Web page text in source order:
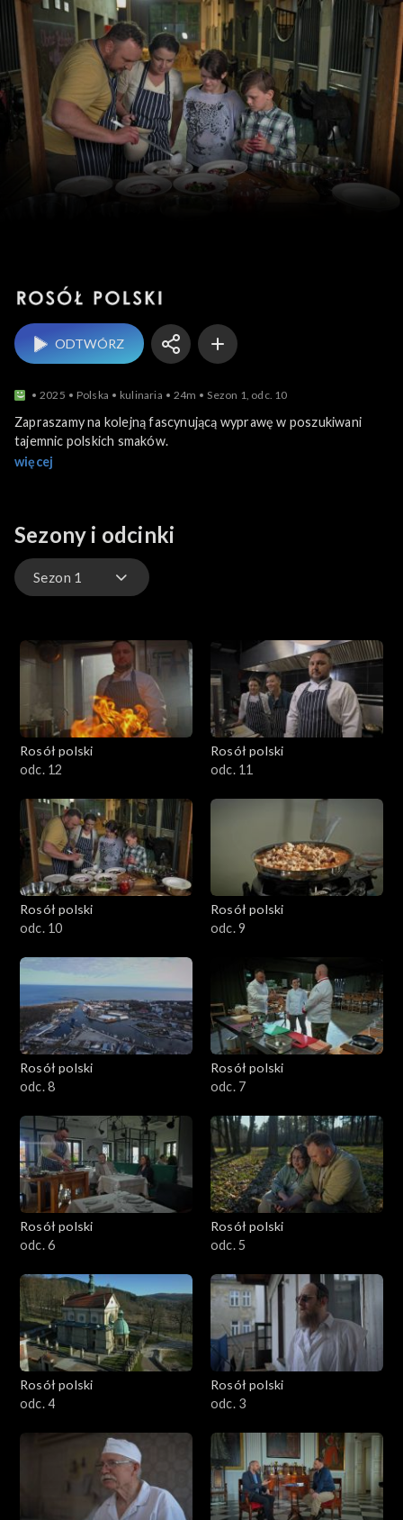
Rosół polski
ODTWÓRZ
2025 Polska kulinaria 24m Sezon 1, odc. 10
Zapraszamy na kolejną fascynującą wyprawę w poszukiwani
tajemnic polskich smaków.
więcej
Sezony i odcinki
Sezon 1
Sezon 1
Rosół polski
odc. 12
Rosół polski
odc. 11
Rosół polski
odc. 10
Rosół polski
odc. 9
Rosół polski
odc. 8
Rosół polski
odc. 7
Rosół polski
odc. 6
Rosół polski
odc. 5
Rosół polski
odc. 4
Rosół polski
odc. 3